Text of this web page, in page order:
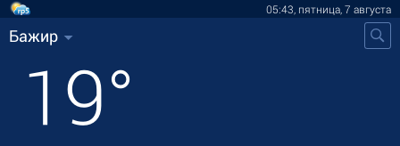
05:43, пятница, 7 августа
Бажир
19°